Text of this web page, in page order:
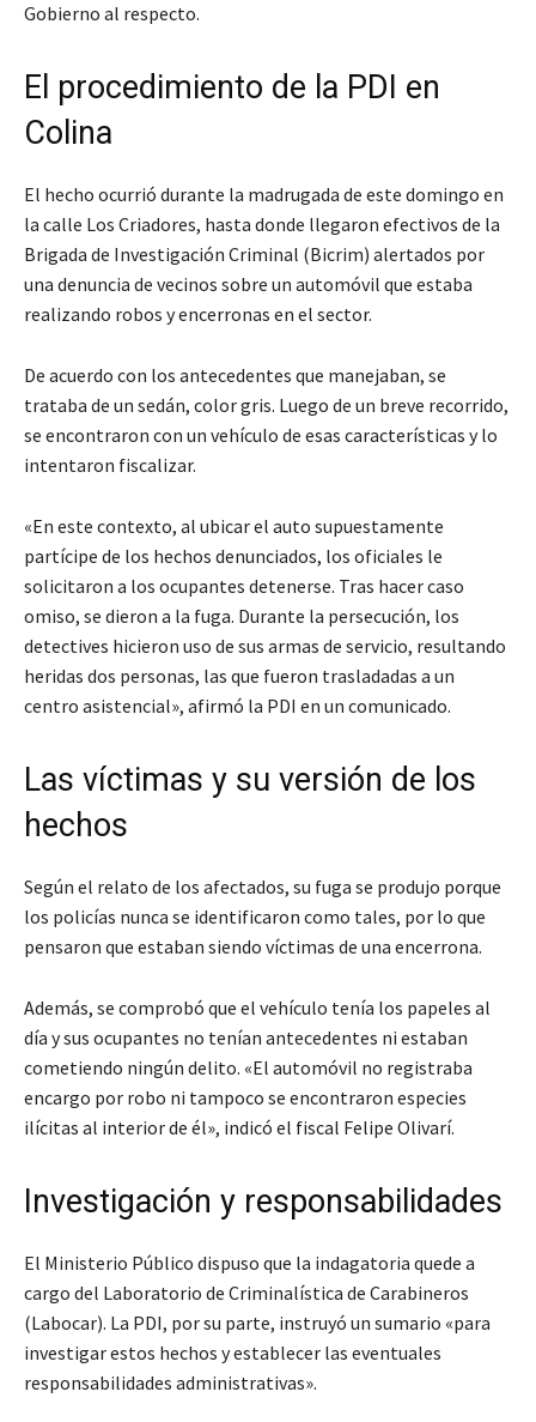
Gobierno al respecto.
El procedimiento de la PDI en
Colina
El hecho ocurrió durante la madrugada de este domingo en
la calle Los Criadores, hasta donde llegaron efectivos de la
Brigada de Investigación Criminal (Bicrim) alertados por
una denuncia de vecinos sobre un automóvil que estaba
realizando robos y encerronas en el sector.
De acuerdo con los antecedentes que manejaban, se
trataba de un sedán, color gris. Luego de un breve recorrido,
se encontraron con un vehículo de esas características y lo
intentaron fiscalizar.
«En este contexto, al ubicar el auto supuestamente
partícipe de los hechos denunciados, los oficiales le
solicitaron a los ocupantes detenerse. Tras hacer caso
omiso, se dieron a la fuga. Durante la persecución, los
detectives hicieron uso de sus armas de servicio, resultando
heridas dos personas, las que fueron trasladadas a un
centro asistencial», afirmó la PDI en un comunicado.
Las víctimas y su versión de los
hechos
Según el relato de los afectados, su fuga se produjo porque
los policías nunca se identificaron como tales, por lo que
pensaron que estaban siendo víctimas de una encerrona.
Además, se comprobó que el vehículo tenía los papeles al
día y sus ocupantes no tenían antecedentes ni estaban
cometiendo ningún delito. «El automóvil no registraba
encargo por robo ni tampoco se encontraron especies
ilícitas al interior de él», indicó el fiscal Felipe Olivarí.
Investigación y responsabilidades
El Ministerio Público dispuso que la indagatoria quede a
cargo del Laboratorio de Criminalística de Carabineros
(Labocar). La PDI, por su parte, instruyó un sumario «para
investigar estos hechos y establecer las eventuales
responsabilidades administrativas».